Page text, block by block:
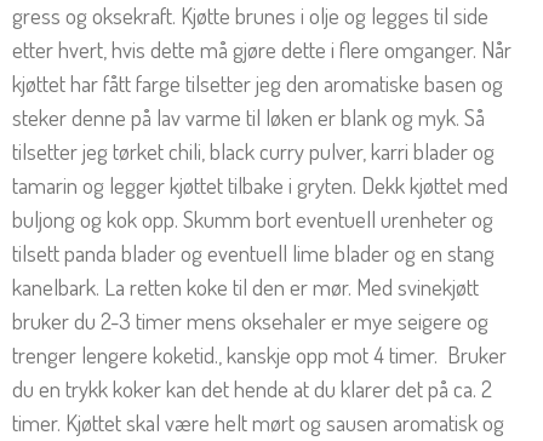
gress og oksekraft. Kjøtte brunes i olje og legges til side
etter hvert, hvis dette må gjøre dette i flere omganger. Når
kjøttet har fått farge tilsetter jeg den aromatiske basen og
steker denne på lav varme til løken er blank og myk. Så
tilsetter jeg tørket chili, black curry pulver, karri blader og
tamarin og legger kjøttet tilbake i gryten. Dekk kjøttet med
buljong og kok opp. Skumm bort eventuell urenheter og
tilsett panda blader og eventuell lime blader og en stang
kanelbark. La retten koke til den er mør. Med svinekjøtt
bruker du 2-3 timer mens oksehaler er mye seigere og
trenger lengere koketid., kanskje opp mot 4 timer. Bruker
du en trykk koker kan det hende at du klarer det på ca. 2
timer. Kjøttet skal være helt mørt og sausen aromatisk og